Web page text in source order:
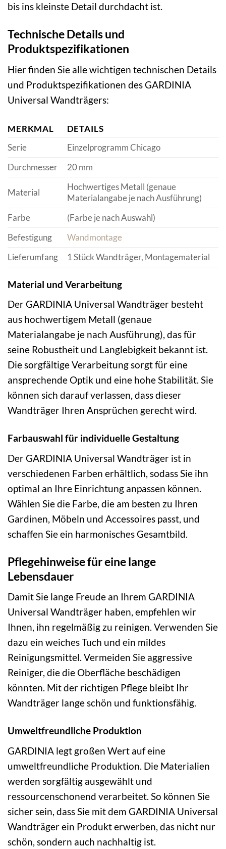
bis ins kleinste Detail durchdacht ist.
Technische Details und
Produktspezifikationen
Hier finden Sie alle wichtigen technischen Details
und Produktspezifikationen des GARDINIA
Universal Wandträgers:
MERKMAL
DETAILS
Serie
Einzelprogramm Chicago
Durchmesser
20 mm
Material
Hochwertiges Metall (genaue
Materialangabe je nach Ausführung)
Farbe
(Farbe je nach Auswahl)
Befestigung
Wandmontage
Lieferumfang
1 Stück Wandträger, Montagematerial
Material und Verarbeitung
Der GARDINIA Universal Wandträger besteht
aus hochwertigem Metall (genaue
Materialangabe je nach Ausführung), das für
seine Robustheit und Langlebigkeit bekannt ist.
Die sorgfältige Verarbeitung sorgt für eine
ansprechende Optik und eine hohe Stabilität. Sie
können sich darauf verlassen, dass dieser
Wandträger Ihren Ansprüchen gerecht wird.
Farbauswahl für individuelle Gestaltung
Der GARDINIA Universal Wandträger ist in
verschiedenen Farben erhältlich, sodass Sie ihn
optimal an Ihre Einrichtung anpassen können.
Wählen Sie die Farbe, die am besten zu Ihren
Gardinen, Möbeln und Accessoires passt, und
schaffen Sie ein harmonisches Gesamtbild.
Pflegehinweise für eine lange
Lebensdauer
Damit Sie lange Freude an Ihrem GARDINIA
Universal Wandträger haben, empfehlen wir
Ihnen, ihn regelmäßig zu reinigen. Verwenden Sie
dazu ein weiches Tuch und ein mildes
Reinigungsmittel. Vermeiden Sie aggressive
Reiniger, die die Oberfläche beschädigen
könnten. Mit der richtigen Pflege bleibt Ihr
Wandträger lange schön und funktionsfähig.
Umweltfreundliche Produktion
GARDINIA legt großen Wert auf eine
umweltfreundliche Produktion. Die Materialien
werden sorgfältig ausgewählt und
ressourcenschonend verarbeitet. So können Sie
sicher sein, dass Sie mit dem GARDINIA Universal
Wandträger ein Produkt erwerben, das nicht nur
schön, sondern auch nachhaltig ist.